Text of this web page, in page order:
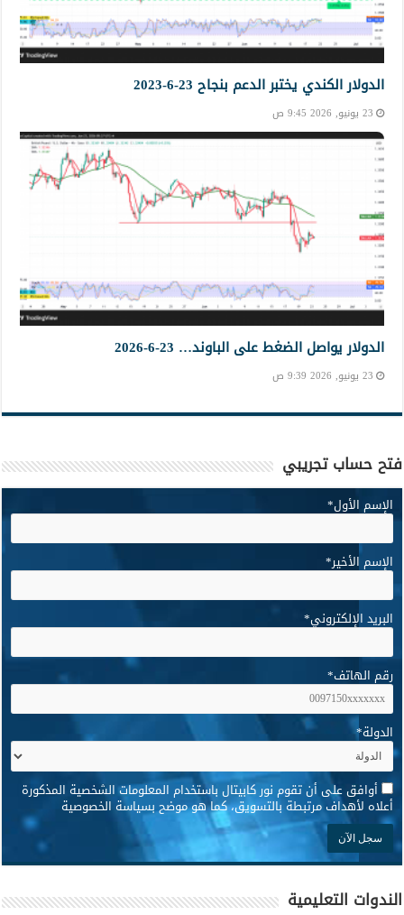
الدولار الكندي يختبر الدعم بنجاح 23-6-2023
23 يونيو, 2026 9:45 ص
الدولار يواصل الضغط على الباوند… 23-6-2026
23 يونيو, 2026 9:39 ص
فتح حساب تجريبي
الإسم الأول*
الإسم الأخير*
البريد الإلكتروني*
رقم الهاتف*
الدولة*
* أوافق على أن تقوم نور كابيتال باستخدام المعلومات الشخصية المذكورة
أعلاه لأهداف مرتبطة بالتسويق، كما هو موضح بسياسة الخصوصية
الندوات التعليمية